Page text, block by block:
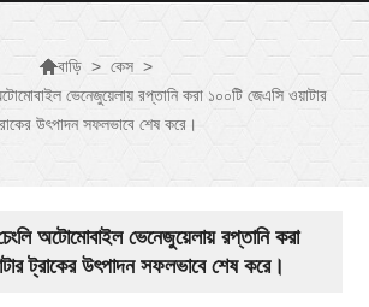
বাড়ি > কেস >
ভেনেজুয়েলায় রপ্তানি করা ১০০টি জেএসি ওয়াটার
উৎপাদন সফলভাবে শেষ করে।
অটোমোবাইল ভেনেজুয়েলায় রপ্তানি করা
ট্রাকের উৎপাদন সফলভাবে শেষ করে।